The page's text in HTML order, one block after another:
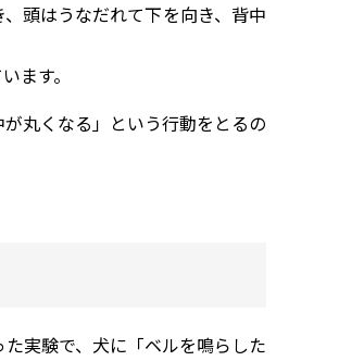
頭はうなだれて下を向き、背中
ます。
丸くなる」という行動をとるの
実験で、犬に「ベルを鳴らした